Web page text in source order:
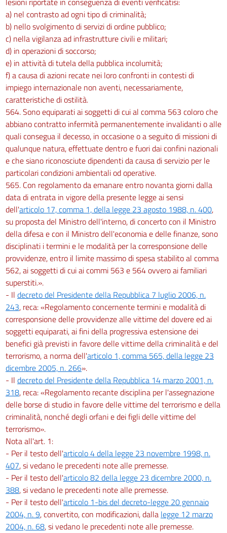
a) nel contrasto ad ogni tipo di criminalità;
b) nello svolgimento di servizi di ordine pubblico;
c) nella vigilanza ad infrastrutture civili e militari;
d) in operazioni di soccorso;
e) in attività di tutela della pubblica incolumità;
f) a causa di azioni recate nei loro confronti in contesti di
impiego internazionale non aventi, necessariamente,
caratteristiche di ostilità.
564. Sono equiparati ai soggetti di cui al comma 563 coloro che
abbiano contratto infermità permanentemente invalidanti o alle
quali consegua il decesso, in occasione o a seguito di missioni di
qualunque natura, effettuate dentro e fuori dai confini nazionali
e che siano riconosciute dipendenti da causa di servizio per le
particolari condizioni ambientali od operative.
565. Con regolamento da emanare entro novanta giorni dalla
data di entrata in vigore della presente legge ai sensi
dell'articolo 17, comma 1, della legge 23 agosto 1988, n. 400,
su proposta del Ministro dell'interno, di concerto con il Ministro
della difesa e con il Ministro dell'economia e delle finanze, sono
disciplinati i termini e le modalità per la corresponsione delle
provvidenze, entro il limite massimo di spesa stabilito al comma
562, ai soggetti di cui ai commi 563 e 564 ovvero ai familiari
superstiti.».
- Il decreto del Presidente della Repubblica 7 luglio 2006, n.
243, reca: «Regolamento concernente termini e modalità di
corresponsione delle provvidenze alle vittime del dovere ed ai
soggetti equiparati, ai fini della progressiva estensione dei
benefici già previsti in favore delle vittime della criminalità e del
terrorismo, a norma dell'articolo 1, comma 565, della legge 23
dicembre 2005, n. 266».
- Il decreto del Presidente della Repubblica 14 marzo 2001, n.
318, reca: «Regolamento recante disciplina per l'assegnazione
delle borse di studio in favore delle vittime del terrorismo e della
criminalità, nonché degli orfani e dei figli delle vittime del
terrorismo».
Nota all'art. 1:
- Per il testo dell'articolo 4 della legge 23 novembre 1998, n.
407, si vedano le precedenti note alle premesse.
- Per il testo dell'articolo 82 della legge 23 dicembre 2000, n.
388, si vedano le precedenti note alle premesse.
- Per il testo dell'articolo 1-bis del decreto-legge 20 gennaio
2004, n. 9, convertito, con modificazioni, dalla legge 12 marzo
2004, n. 68, si vedano le precedenti note alle premesse.